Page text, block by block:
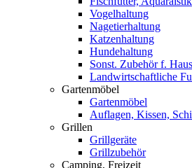
Vogelhaltung
Nagetierhaltung
Katzenhaltung
Hundehaltung
Sonst. Zubehör f.
Landwirtschaftliche
Gartenmöbel
Gartenmöbel
Auflagen, Kissen,
Grillen
Grillgeräte
Grillzubehör
Camping, Freizeit